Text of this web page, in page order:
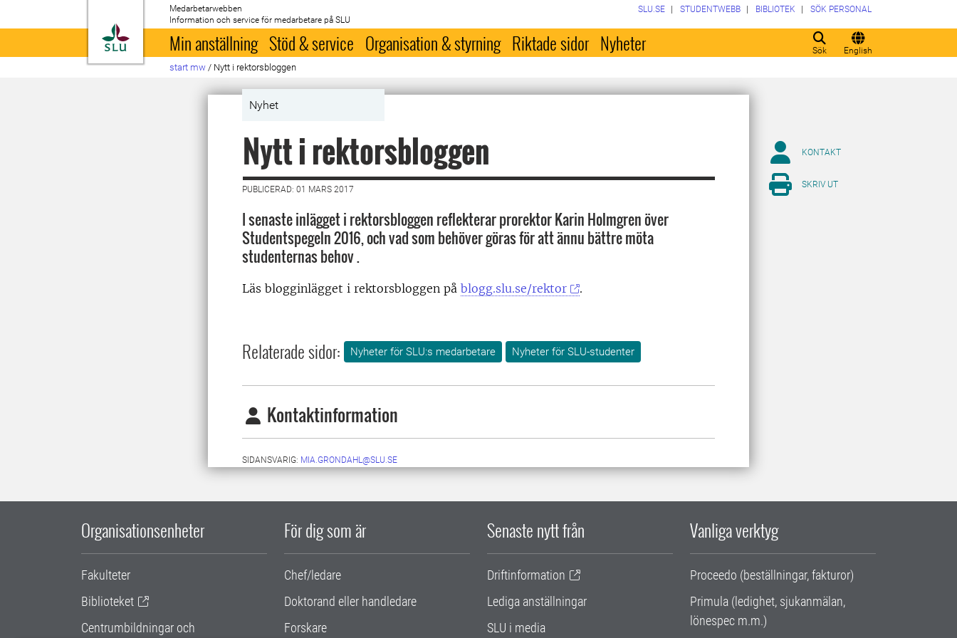
Till startsida
Medarbetarwebben
Information och service för medarbetare på SLU
Sök English
SLU.SE STUDENTWEBB BIBLIOTEK SÖK PERSONAL
Min anställning Stöd & service Organisation & styrning Riktade sidor Nyheter
start mw / Nytt i rektorsbloggen
Nyhet
Nytt i rektorsbloggen
PUBLICERAD: 01 MARS 2017
I senaste inlägget i rektorsbloggen reflekterar prorektor Karin Holmgren över
Studentspegeln 2016, och vad som behöver göras för att ännu bättre möta
studenternas behov .
Läs blogginlägget i rektorsbloggen på blogg.slu.se/rektor .
Relaterade sidor: Nyheter för SLU:s medarbetare Nyheter för SLU-studenter
Kontaktinformation
SIDANSVARIG: MIA.GRONDAHL@SLU.SE
KONTAKT
SKRIV UT
Organisationsenheter
Fakulteter
Biblioteket
Centrumbildningar och
För dig som är
Chef/ledare
Doktorand eller handledare
Forskare
Senaste nytt från
Driftinformation
Lediga anställningar
SLU i media
Vanliga verktyg
Proceedo (beställningar, fakturor)
Primula (ledighet, sjukanmälan,
lönespec m.m.)